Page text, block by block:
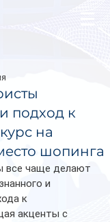
подход к
на
шопинга
все чаще делают
и
к
акценты с